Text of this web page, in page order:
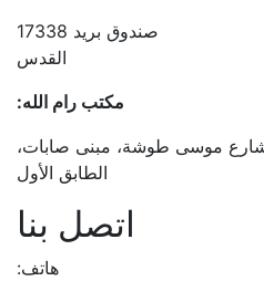
صندوق بريد 17338
القدس
مكتب رام الله:
شارع موسى طوشة، مبنى صابات،
الطابق الأول
اتصل بنا
هاتف: